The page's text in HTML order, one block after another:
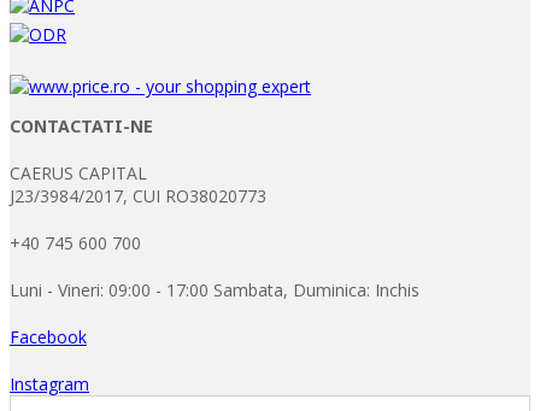
CONTACTATI-NE
CAERUS CAPITAL
J23/3984/2017, CUI RO38020773
+40 745 600 700
Luni - Vineri: 09:00 - 17:00 Sambata, Duminica: Inchis
Facebook
Instagram